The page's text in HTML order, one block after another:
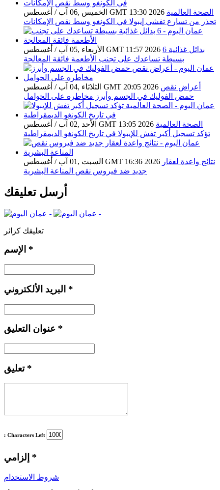
الخميس ,06 آب / أغسطس GMT 13:30 2026 الصحة العالمية
تحذر من تسارع تفشي إيبولا في الكونغو وسط نقص الإمكانات
الأربعاء ,05 آب / أغسطس GMT 11:57 2026 6 بدائل غذائية
بسيطة تساعدك على تجنب الأطعمة فائقة المعالجة
الثلاثاء ,04 آب / أغسطس GMT 20:05 2026 أعراض نقص
حمض الفوليك في الجسم وأبرز مخاطره على الحوامل
الأحد ,02 آب / أغسطس GMT 13:05 2026 الصحة العالمية
تؤكد تسجيل أكبر تفش للإيبولا في تاريخ الكونغو الديمقراطية
السبت ,01 آب / أغسطس GMT 16:36 2026 نتائج واعدة لعقار
جديد ضد فيروس نقص المناعة البشرية
أرسل تعليقك
تعليقك كزائر
*
*
*
تعليق *
: Characters Left
*
شروط الاستخدام